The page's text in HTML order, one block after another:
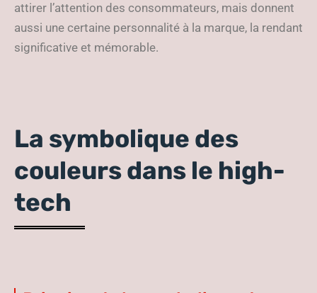
attirer l’attention des consommateurs, mais donnent
aussi une certaine personnalité à la marque, la rendant
significative et mémorable.
La symbolique des
couleurs dans le high-
tech